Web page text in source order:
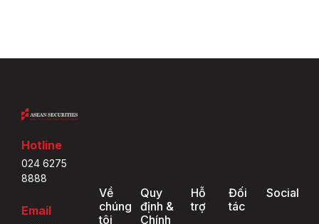
Hotline
024 6275
8888
Email
Về
chúng
tôi
Quy
định &
Chính
Hỗ
trợ
Đối
tác
Social